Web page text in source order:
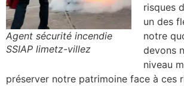
Agent sécurité incendie
SSIAP limetz-villez
risques
un des
notre
devons
niveau
préserver notre patrimoine face à ces